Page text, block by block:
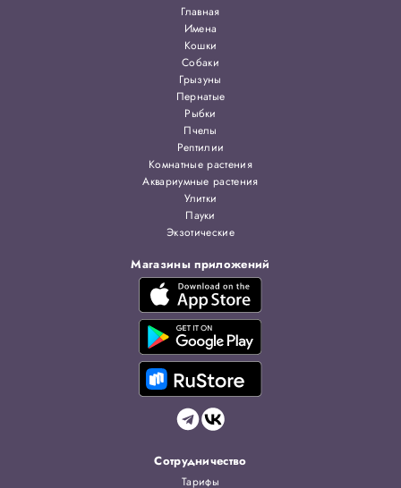
Главная
Имена
Кошки
Собаки
Грызуны
Пернатые
Рыбки
Пчелы
Рептилии
Комнатные растения
Аквариумные растения
Улитки
Пауки
Экзотические
Магазины приложений
Сотрудничество
Тарифы